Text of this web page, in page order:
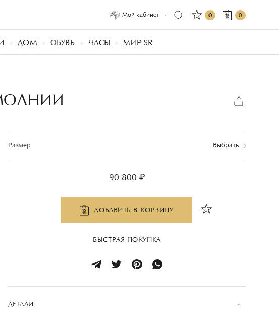
Мой кабинет 0 0
ДОМ ОБУВЬ ЧАСЫ МИР SR
Размер Выбрать
90 800 ₽
ДОБАВИТЬ В КОРЗИНУ
БЫСТРАЯ ПОКУПКА
ДЕТАЛИ